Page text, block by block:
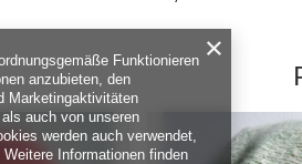
Funktionieren
anzubieten, den
Marketingaktivitäten
auch von unseren
werden auch verwendet,
Informationen finden